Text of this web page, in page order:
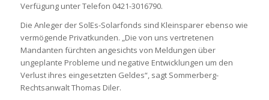
Verfügung unter Telefon 0421-3016790.
Die Anleger der SolEs-Solarfonds sind Kleinsparer ebenso wie
vermögende Privatkunden. „Die von uns vertretenen
Mandanten fürchten angesichts von Meldungen über
ungeplante Probleme und negative Entwicklungen um den
Verlust ihres eingesetzten Geldes“, sagt Sommerberg-
Rechtsanwalt Thomas Diler.